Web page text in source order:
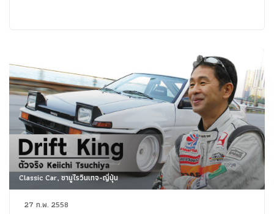
Classic Car, ซามูไรวินเทจ-ญี่ปุ่น
27 ก.พ. 2558